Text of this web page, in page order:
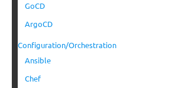
GoCD
ArgoCD
Configuration/Orchestration
Ansible
Chef